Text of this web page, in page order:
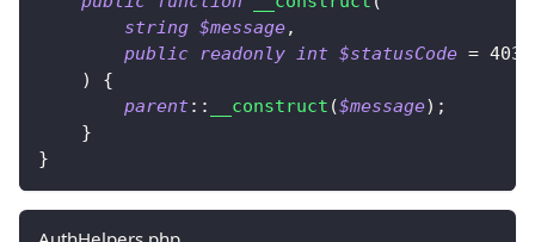
string $message,
public
readonly int $statusCode = 403
)
{
parent:: __construct ($message) ;
}
}